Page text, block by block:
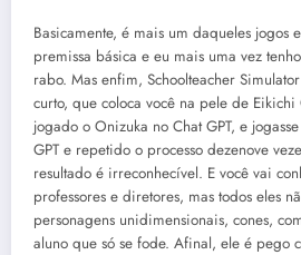
Basicamente, é mais um daqueles jogos
premissa básica e eu mais uma vez
rabo. Mas enfim, Schoolteacher
curto, que coloca você na pele de Eikichi
jogado o Onizuka no Chat GPT, e
GPT e repetido o processo dezenove
resultado é irreconhecível. E você vai
professores e diretores, mas todos eles
personagens unidimensionais, cones,
aluno que só se fode. Afinal, ele é pego